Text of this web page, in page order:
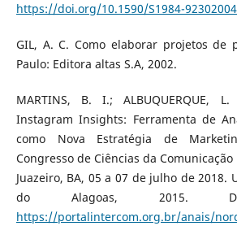
https://doi.org/10.1590/S1984-
GIL, A. C. Como elaborar projetos de
Paulo: Editora altas S.A, 2002.
MARTINS, B. I.; ALBUQUERQUE,
Instagram Insights: Ferramenta de
como Nova Estratégia de
Congresso de Ciências da
Juazeiro, BA, 05 a 07 de julho de 2018.
do Alagoas, 2015.
https://portalintercom.org.br/anais/